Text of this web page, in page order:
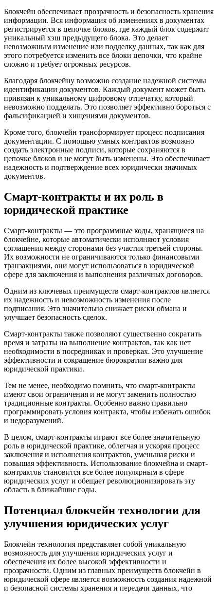
Блокчейн обеспечивает прозрачность и безопасность хранения
информации. Вся информация об изменениях в документах
регистрируется в цепочке блоков, где каждый блок содержит
уникальный хэш предыдущего блока. Это делает
невозможным изменение или подделку данных, так как для
этого потребуется изменить все блоки цепочки, что крайне
сложно и требует огромных ресурсов.
Благодаря блокчейну возможно создание надежной системы
идентификации документов. Каждый документ может быть
привязан к уникальному цифровому отпечатку, который
невозможно подделать. Это позволяет эффективно бороться с
фальсификацией и хищениями документов.
Кроме того, блокчейн трансформирует процесс подписания
документации. С помощью умных контрактов возможно
создать электронные подписи, которые сохраняются в
цепочке блоков и не могут быть изменены. Это обеспечивает
надежность и подтверждение всех юридически значимых
документов.
Смарт-контракты и их роль в
юридической практике
Смарт-контракты — это программные коды, хранящиеся на
блокчейне, которые автоматически исполняют условия
соглашения между сторонами без участия третьей стороны.
Их возможности не ограничиваются только финансовыми
транзакциями, они могут использоваться в юридической
сфере для заключения и выполнения различных договоров.
Одним из ключевых преимуществ смарт-контрактов является
их надежность и невозможность изменения после
подписания. Это значительно снижает риски обмана и
улучшает безопасность сделок.
Смарт-контракты также позволяют существенно сократить
время и затраты на выполнение контрактов, так как нет
необходимости в посредниках и проверках. Это улучшение
эффективности и сокращение бюрократии важно для
юридической практики.
Тем не менее, необходимо помнить, что смарт-контракты
имеют свои ограничения и не могут заменить полностью
традиционные контракты. Особенно важно правильно
программировать условия контракта, чтобы избежать ошибок
и недоразумений.
В целом, смарт-контракты играют все более значительную
роль в юридической практике, облегчая и ускоряя процесс
заключения и исполнения контрактов, уменьшая риски и
повышая эффективность. Использование блокчейна и смарт-
контрактов становится все более популярным в сфере
юридических услуг и обещает революционизировать эту
область в ближайшие годы.
Потенциал блокчейн технологии для
улучшения юридических услуг
Блокчейн технология представляет собой уникальную
возможность для улучшения юридических услуг и
обеспечения их более высокой эффективности и
прозрачности. Одним из главных преимуществ блокчейн в
юридической сфере является возможность создания надежной
и безопасной системы хранения и передачи данных, что